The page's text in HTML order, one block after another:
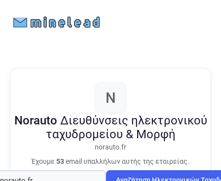
N
Norauto Διευθύνσεις ηλεκτρονικού
ταχυδρομείου & Μορφή
norauto.fr
Έχουμε 53email υπαλλήλων αυτής της εταιρείας.